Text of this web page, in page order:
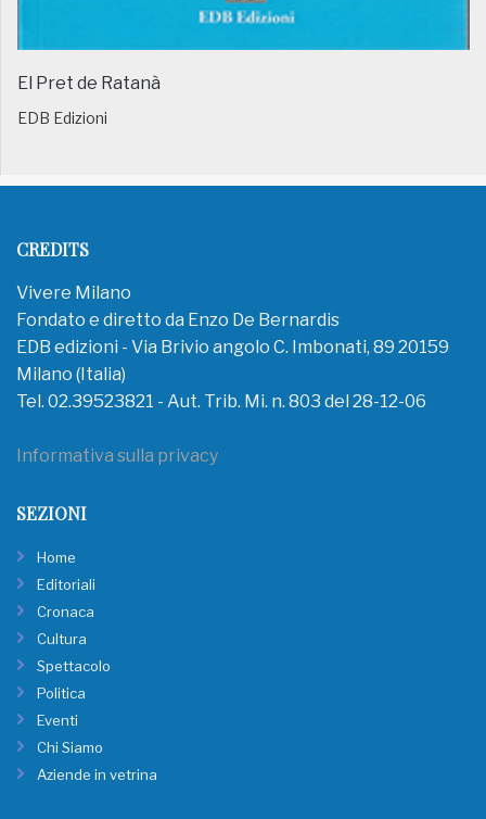
El Pret de Ratanà
EDB Edizioni
CREDITS
Vivere Milano
Fondato e diretto da Enzo De Bernardis
EDB edizioni - Via Brivio angolo C. Imbonati, 89 20159
Milano (Italia)
Tel. 02.39523821 - Aut. Trib. Mi. n. 803 del 28-12-06
Informativa sulla privacy
SEZIONI
Home
Editoriali
Cronaca
Cultura
Spettacolo
Politica
Eventi
Chi Siamo
Aziende in vetrina